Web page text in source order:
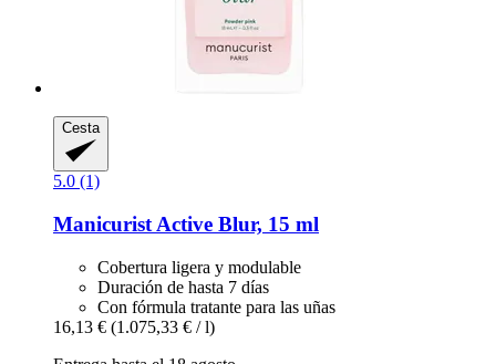
Cesta
5.0 (1)
Manicurist Active Blur, 15 ml
Cobertura ligera y modulable
Duración de hasta 7 días
Con fórmula tratante para las uñas
16,13 € (1.075,33 € / l)